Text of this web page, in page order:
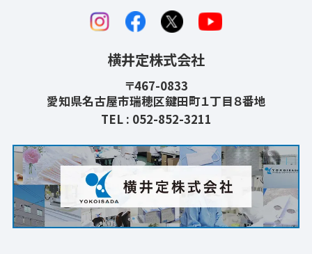
横井定株式会社
〒467-0833
愛知県名古屋市瑞穂区鍵田町１丁目８番地
TEL : 052-852-3211